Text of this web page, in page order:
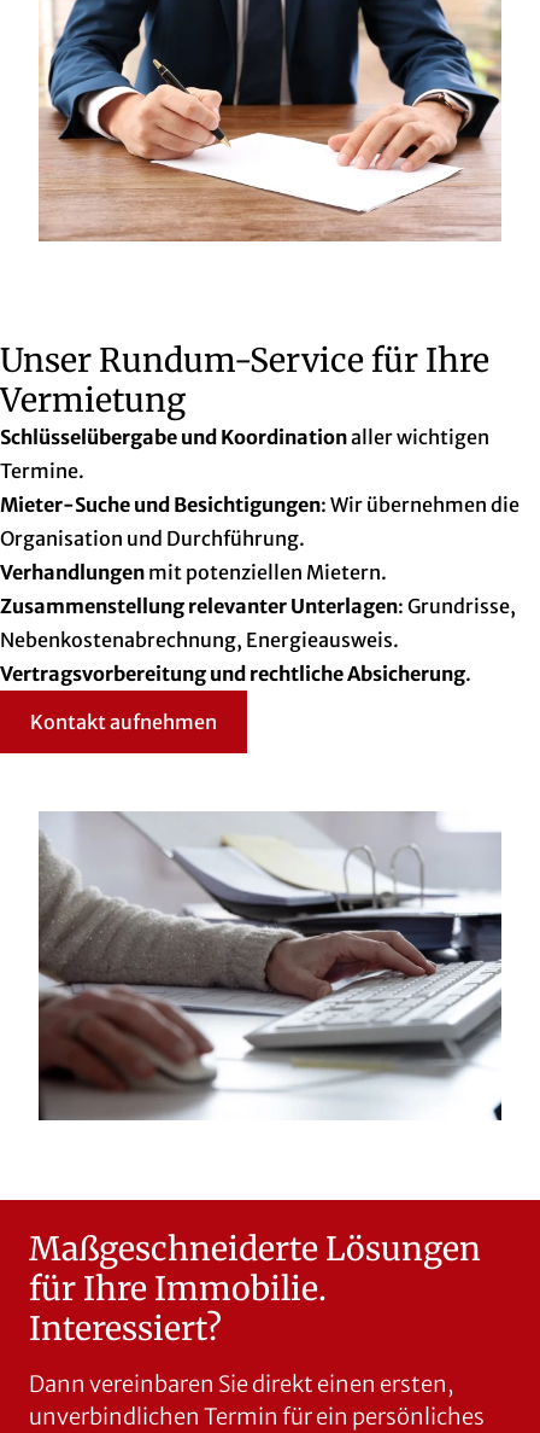
Unser Rundum-Service für Ihre
Vermietung
Schlüsselübergabe und Koordinationaller wichtigen
Termine.
Mieter-Suche und Besichtigungen: Wir übernehmen die
Organisation und Durchführung.
Verhandlungen mit potenziellen Mietern.
Zusammenstellung relevanter Unterlagen: Grundrisse,
Nebenkostenabrechnung, Energieausweis.
Vertragsvorbereitung und rechtliche Absicherung.
Kontakt aufnehmen
Maßgeschneiderte Lösungen
für Ihre Immobilie.
Interessiert?
Dann vereinbaren Sie direkt einen ersten,
unverbindlichen Termin für ein persönliches